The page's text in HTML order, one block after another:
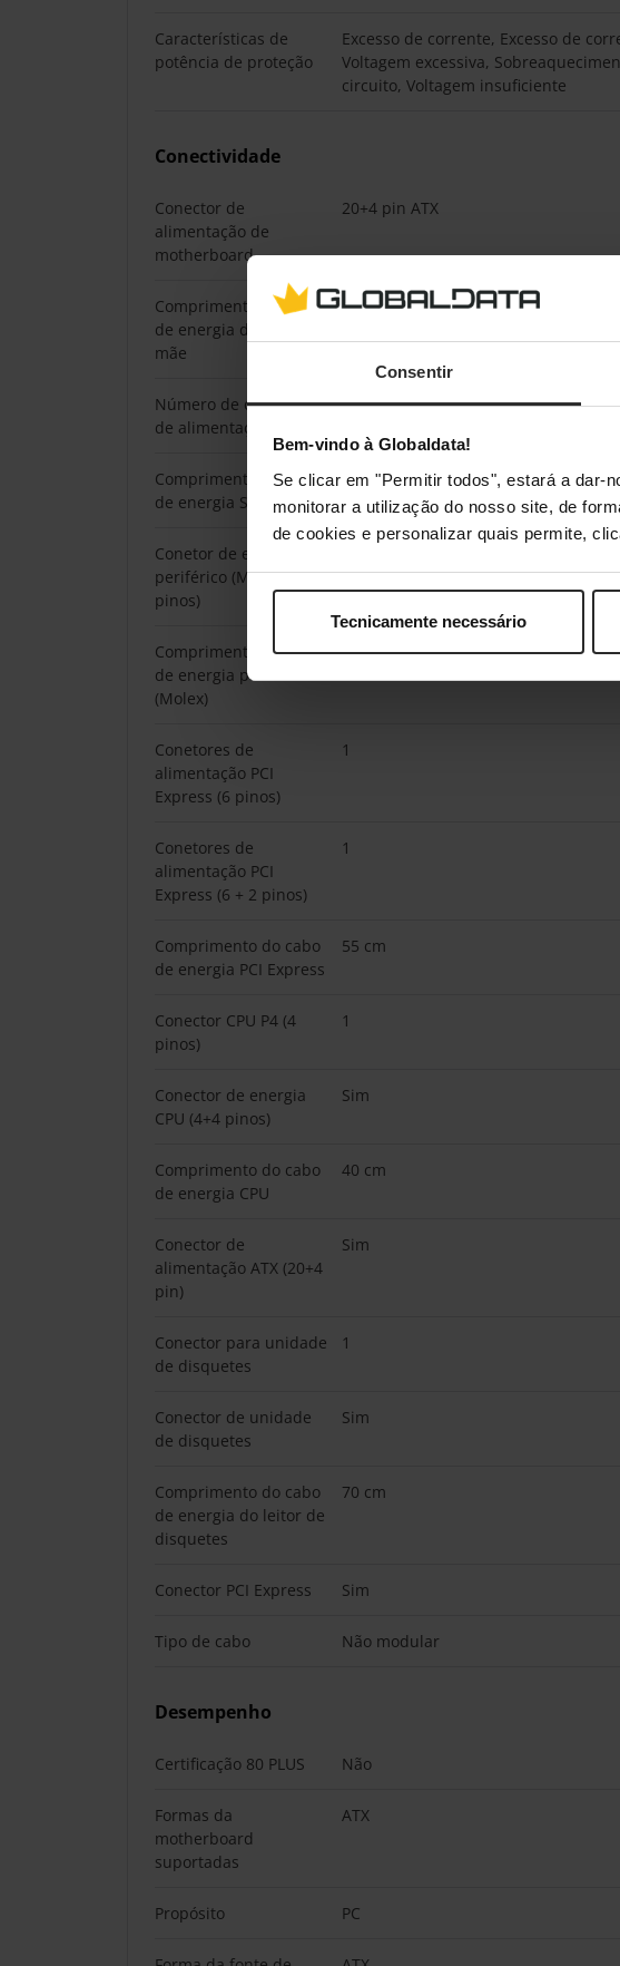
Consentir
Bem-vindo à Globaldata!
Se clicar em "Permitir todos", estará a dar-
monitorar a utilização do nosso site, de
de cookies e personalizar quais permite,
Tecnicamente necessário
Características de
potência de proteção
Excesso de corrente, Excesso de
Voltagem excessiva,
circuito, Voltagem insuficiente
Conectividade
Conector de
alimentação de
motherboard
20+4 pin ATX
Comprimento do cabo
de energia da placa-
mãe
40 cm
Número de conectores
de alimentação SATA
5
Comprimento do cabo
de energia SATA
400,550,700 mm
Conetor de energia
periférico (Molex) (4
pinos)
Comprimento do cabo
de energia periférico
(Molex)
700 mm
Conetores de
alimentação PCI
Express (6 pinos)
1
Conetores de
alimentação PCI
Express (6 + 2 pinos)
1
Comprimento do cabo
de energia PCI Express
55 cm
Conector CPU P4 (4
pinos)
1
Conector de energia
CPU (4+4 pinos)
Sim
Comprimento do cabo
de energia CPU
40 cm
Conector de
alimentação ATX (20+4
pin)
Sim
Conector para unidade
de disquetes
1
Conector de unidade
de disquetes
Sim
Comprimento do cabo
de energia do leitor de
disquetes
70 cm
Conector PCI Express Sim
Tipo de cabo Não modular
Desempenho
Certificação 80 PLUS Não
Formas da
motherboard
suportadas
ATX
Propósito PC